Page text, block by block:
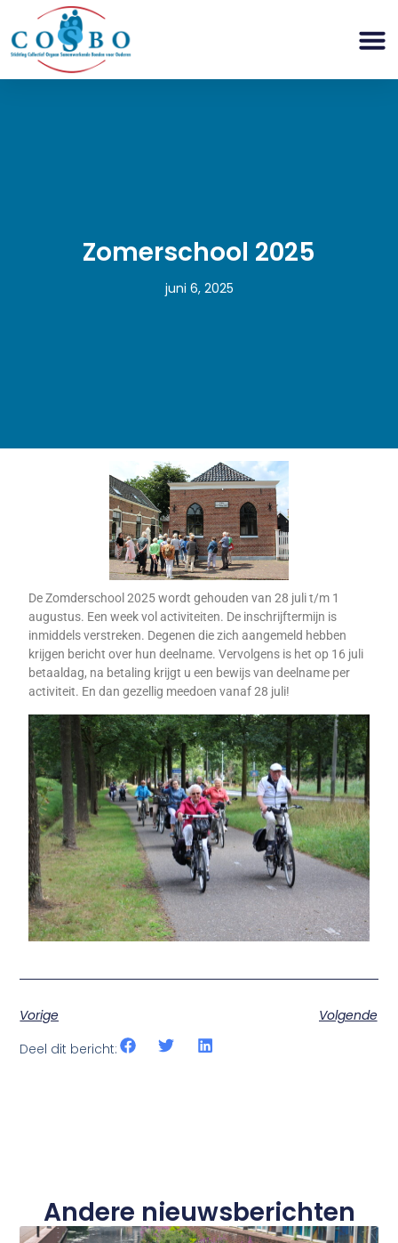
Zomerschool 2025
juni 6, 2025
De Zomderschool 2025 wordt gehouden van 28 juli t/m 1
augustus. Een week vol activiteiten. De inschrijftermijn is
inmiddels verstreken. Degenen die zich aangemeld hebben
krijgen bericht over hun deelname. Vervolgens is het op 16 juli
betaaldag, na betaling krijgt u een bewijs van deelname per
activiteit. En dan gezellig meedoen vanaf 28 juli!
Vorige
Volgende
Deel dit bericht:
Andere nieuwsberichten